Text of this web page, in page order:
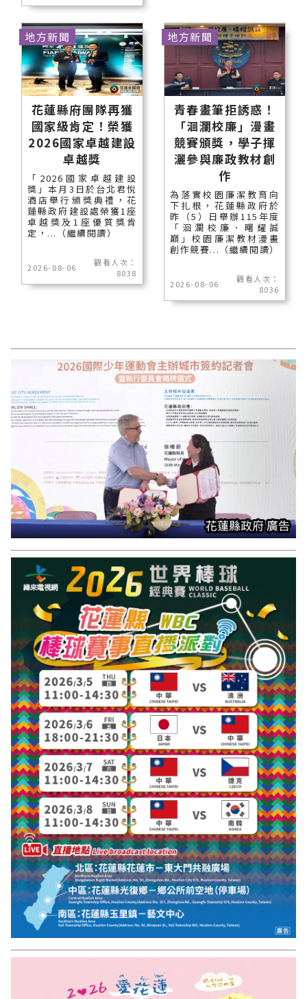
花蓮縣府團隊再獲
國家級肯定！榮獲
2026國家卓越建設
卓越獎
「2026國家卓越建設
獎」本月3日於台北君悅
酒店舉行頒獎典禮，花
蓮縣政府建設處榮獲1座
卓越獎及1座優質獎肯
定，...（繼續閱讀）
2026-08-06
觀看人次：
8038
地方新聞
青春畫筆拒誘惑！
「洄瀾校廉」漫畫
競賽頒獎，學子揮
灑參與廉政教材創
作
為落實校園廉潔教育向
下扎根，花蓮縣政府於
昨（5）日舉辦115年度
「洄瀾校廉．曙耀誠
巔」校園廉潔教材漫畫
創作競賽...（繼續閱讀）
2026-08-06
觀看人次：
8036
地方新聞